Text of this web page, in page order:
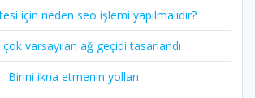
için neden seo işlemi yapılmalıdır?
varsayılan ağ geçidi tasarlandı
Birini ikna etmenin yolları